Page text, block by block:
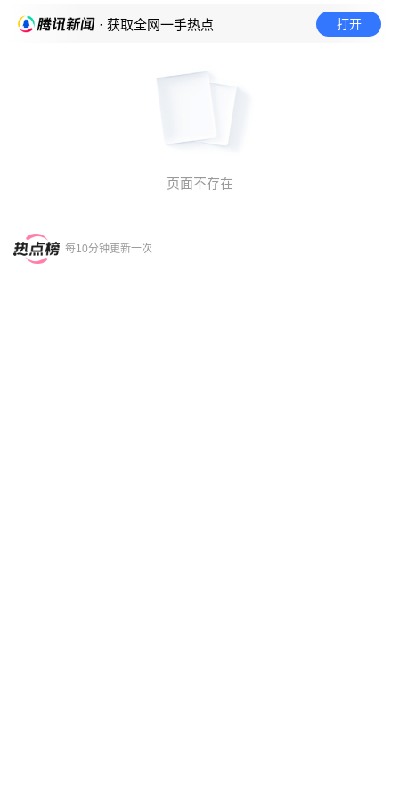
· 获取全网一手热点 打开
页面不存在
每10分钟更新一次